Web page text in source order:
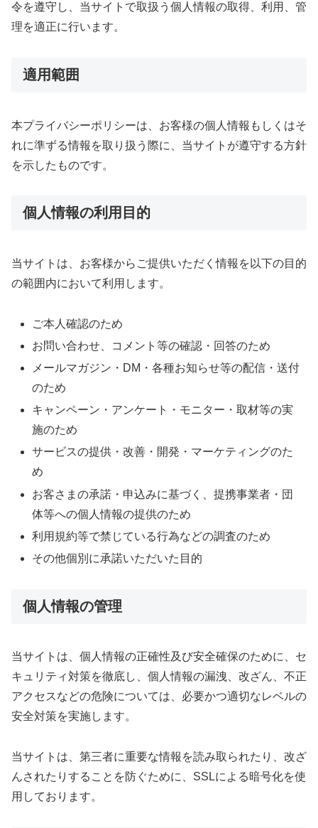
令を遵守し、当サイトで取扱う個人情報の取得、利用、管
理を適正に行います。
適用範囲
本プライバシーポリシーは、お客様の個人情報もしくはそ
れに準ずる情報を取り扱う際に、当サイトが遵守する方針
を示したものです。
個人情報の利用目的
当サイトは、お客様からご提供いただく情報を以下の目的
の範囲内において利用します。
ご本人確認のため
お問い合わせ、コメント等の確認・回答のため
メールマガジン・DM・各種お知らせ等の配信・送付
のため
キャンペーン・アンケート・モニター・取材等の実
施のため
サービスの提供・改善・開発・マーケティングのた
め
お客さまの承諾・申込みに基づく、提携事業者・団
体等への個人情報の提供のため
利用規約等で禁じている行為などの調査のため
その他個別に承諾いただいた目的
個人情報の管理
当サイトは、個人情報の正確性及び安全確保のために、セ
キュリティ対策を徹底し、個人情報の漏洩、改ざん、不正
アクセスなどの危険については、必要かつ適切なレベルの
安全対策を実施します。
当サイトは、第三者に重要な情報を読み取られたり、改ざ
んされたりすることを防ぐために、SSLによる暗号化を使
用しております。